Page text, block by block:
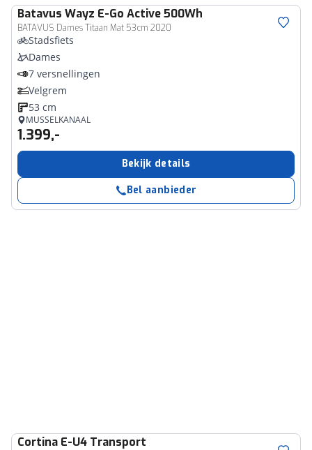
Batavus Wayz E-Go Active 500Wh
BATAVUS Dames Titaan Mat 53cm 2020
Stadsfiets
Dames
7 versnellingen
Velgrem
53 cm
MUSSELKANAAL
1.399,-
Bekijk details
Bel aanbieder
Cortina E-U4 Transport